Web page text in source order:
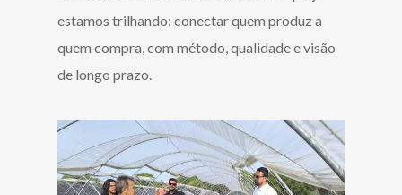
estamos trilhando: conectar quem produz a
quem compra, com método, qualidade e visão
de longo prazo.